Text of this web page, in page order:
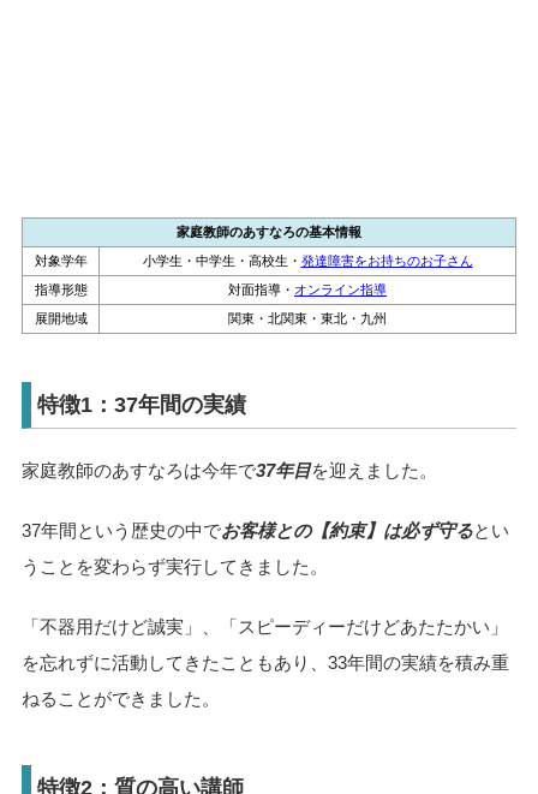
家庭教師のあすなろの基本情報
対象学年
小学生・中学生・高校生・ 発達障害をお持ちのお子さん
指導形態
対面指導・ オンライン指導
展開地域
関東・北関東・東北・九州
特徴1：37年間の実績
家庭教師のあすなろは今年で37年目を迎えました。
37年間という歴史の中でお客様との【約束】は必ず守るとい
うことを変わらず実行してきました。
「不器用だけど誠実」、「スピーディーだけどあたたかい」
を忘れずに活動してきたこともあり、33年間の実績を積み重
ねることができました。
特徴2：質の高い講師